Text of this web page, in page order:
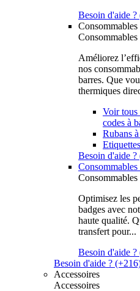
Besoin d'aide
Améliorez
nos
barres. Que
thermiques
Voir tous
codes à
Rubans
Besoin d'aide
Optimisez les
badges avec
haute qualité.
transfert pour...
Besoin d'aide
Besoin d'aide ?
Accessoires
Accessoires